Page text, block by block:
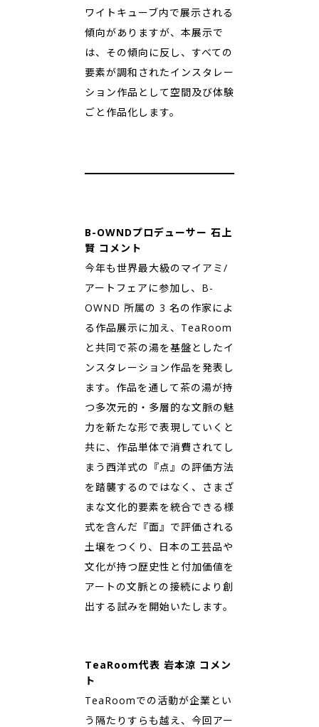
ワイトキューブ内で展示される
傾向がありますが、本展示で
は、その傾向に反し、すべての
要素が調和されたインスタレー
ション作品として空間及び体験
ごと作品化します。
B-OWNDプロデューサー 石上
賢 コメント
今年も世界最大級のマイアミ/
アートフェアに参加し、B-
OWND 所属の 3 名の作家によ
る作品展示に加え、TeaRoom
と共同で茶の湯を基盤としたイ
ンスタレーション作品を発表し
ます。作品を通して茶の湯が持
つ多次元的・多層的な⽂脈の魅
力を新たな形で表現していくと
共に、作品単体で消費されてし
まう西洋式の『点』の評価方法
を踏襲するのではなく、さまざ
まな⽂化的要素を統合できる様
式を含んだ『面』で評価される
土壌をつくり、日本の工芸品や
⽂化が持つ歴史性と付加価値を
アートの⽂脈との接続により創
出する試みを開始いたします。
TeaRoom代表 岩本涼 コメン
ト
TeaRoomでの活動が企業とい
う隔たりすらも越え、今回アー